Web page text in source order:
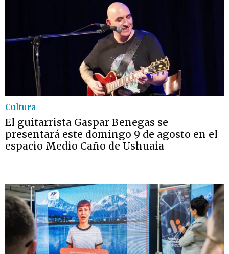
Cultura
El guitarrista Gaspar Benegas se
presentará este domingo 9 de agosto en el
espacio Medio Caño de Ushuaia